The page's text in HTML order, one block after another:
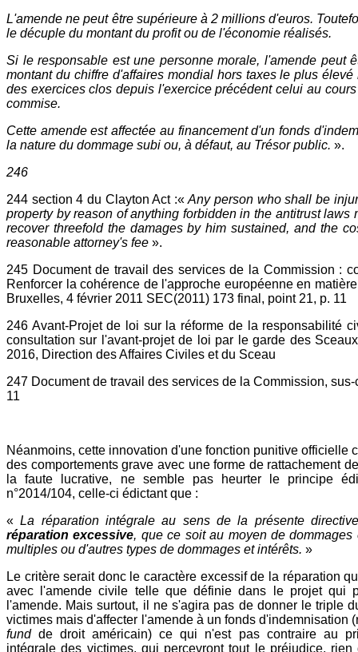
L'amende ne peut être supérieure à 2 millions d'euros.
le décuple du montant du profit ou de l'économie réalisés.
Si le responsable est une personne morale, l'amende peut
montant du chiffre d'affaires mondial hors taxes le plus
des exercices clos depuis l'exercice précédent celui au
commise.
Cette amende est affectée au financement d'un fonds
la nature du dommage subi ou, à défaut, au Trésor public. ».
246
244 section 4 du Clayton Act :«Any person who shall be
property by reason of anything forbidden in the antitrust laws
recover threefold the damages by him sustained, and the
reasonable attorney's fee ».
245 Document de travail des services de la Commission :
Renforcer la cohérence de l'approche européenne en
Bruxelles, 4 février 2011 SEC(2011) 173 final, point 21, p. 11
246 Avant-Projet de loi sur la réforme de la responsabilité
consultation sur l'avant-projet de loi par le garde des
2016, Direction des Affaires Civiles et du Sceau
247 Document de travail des services de la Commission,
11
Néanmoins, cette innovation d'une fonction punitive officielle
des comportements grave avec une forme de rattachement
la faute lucrative, ne semble pas heurter le principe
n°2014/104, celle-ci édictant que :
«La réparation intégrale au sens de la présente
réparation excessive, que ce soit au moyen de dommages
multiples ou d'autres types de dommages et intérêts. »
Le critère serait donc le caractère excessif de la réparation
avec l'amende civile telle que définie dans le projet qui
l'amende. Mais surtout, il ne s'agira pas de donner le triple
victimes mais d'affecter l'amende à un fonds d'indemnisation
fundde droit américain) ce qui n'est pas contraire au
intégrale des victimes, qui percevront tout le préjudice,